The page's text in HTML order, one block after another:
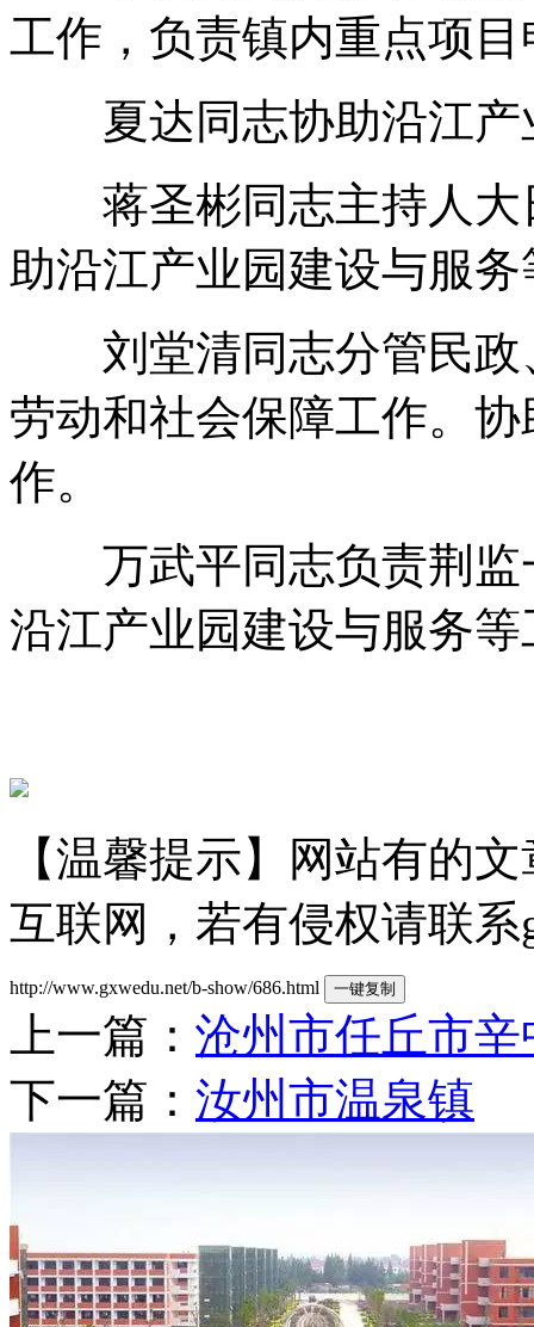
工作，负责镇内重点项
夏达同志协助沿江产
蒋圣彬同志主持人大
助沿江产业园建设与服
刘堂清同志分管民政
劳动和社会保障工作。
作。
万武平同志负责荆监
沿江产业园建设与服务等
【温馨提示】网站有的
互联网，若有侵权请联系
http://www.gxwedu.net/b-show/686.html 一键复制
上一篇： 沧州市任丘市辛
下一篇： 汝州市温泉镇